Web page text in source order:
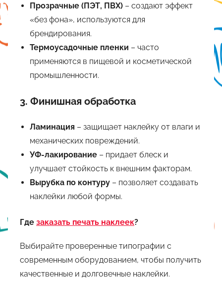
Прозрачные (ПЭТ, ПВХ) – создают эффект
«без фона», используются для
брендирования.
Термоусадочные пленки – часто
применяются в пищевой и косметической
промышленности.
3. Финишная обработка
Ламинация – защищает наклейку от влаги и
механических повреждений.
УФ-лакирование – придает блеск и
улучшает стойкость к внешним факторам.
Вырубка по контуру – позволяет создавать
наклейки любой формы.
Где заказать печать наклеек?
Выбирайте проверенные типографии с
современным оборудованием, чтобы получить
качественные и долговечные наклейки.